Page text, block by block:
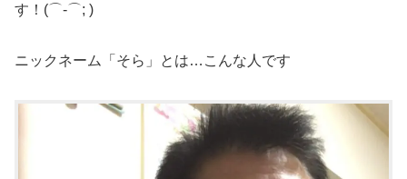
す！(⌒-⌒; )
ニックネーム「そら」とは…こんな人です